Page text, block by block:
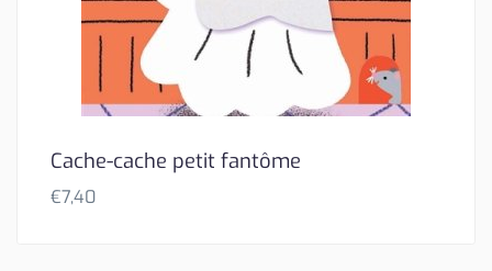
Cache-cache petit fantôme
€7,40